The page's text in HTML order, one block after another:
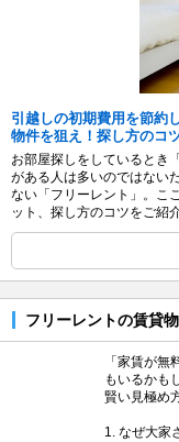
引越しの初期費用を節約
物件を狙え！探し方のコ
お部屋探しをしているとき
がある人は多いのではない
ない「フリーレント」。こ
ット、探し方のコツをご紹介
フリーレントの賃貸
「家賃が無
もいるかも
賢い見極め
1. なぜ大家